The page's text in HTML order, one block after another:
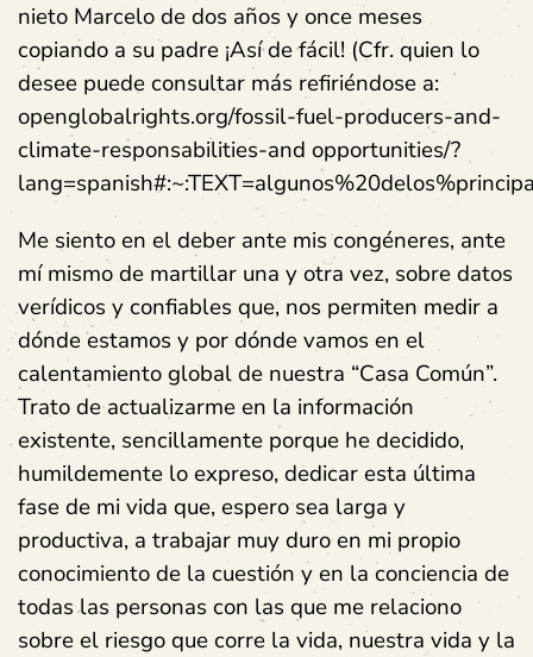
nieto Marcelo de dos años y once meses
copiando a su padre ¡Así de fácil! (Cfr. quien lo
desee puede consultar más refiriéndose a:
openglobalrights.org/fossil-fuel-producers-and-
climate-responsabilities-and opportunities/?
Me siento en el deber ante mis congéneres, ante
mí mismo de martillar una y otra vez, sobre datos
verídicos y confiables que, nos permiten medir a
dónde estamos y por dónde vamos en el
calentamiento global de nuestra “Casa Común”.
Trato de actualizarme en la información
existente, sencillamente porque he decidido,
humildemente lo expreso, dedicar esta última
fase de mi vida que, espero sea larga y
productiva, a trabajar muy duro en mi propio
conocimiento de la cuestión y en la conciencia de
todas las personas con las que me relaciono
sobre el riesgo que corre la vida, nuestra vida y la